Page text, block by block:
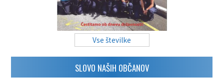
Vse številke
SLOVO NAŠIH OBČANOV